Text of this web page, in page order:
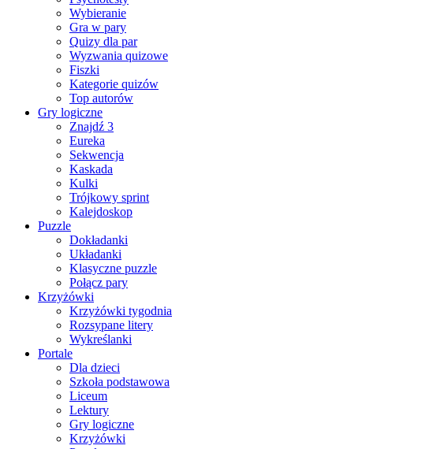
Wybieranie
Gra w pary
Quizy dla par
Wyzwania quizowe
Fiszki
Kategorie quizów
Top autorów
Gry logiczne
Znajdź 3
Eureka
Sekwencja
Kaskada
Kulki
Trójkowy sprint
Kalejdoskop
Puzzle
Dokładanki
Układanki
Klasyczne puzzle
Połącz pary
Krzyżówki
Krzyżówki tygodnia
Rozsypane litery
Wykreślanki
Portale
Dla dzieci
Szkoła podstawowa
Liceum
Lektury
Gry logiczne
Krzyżówki